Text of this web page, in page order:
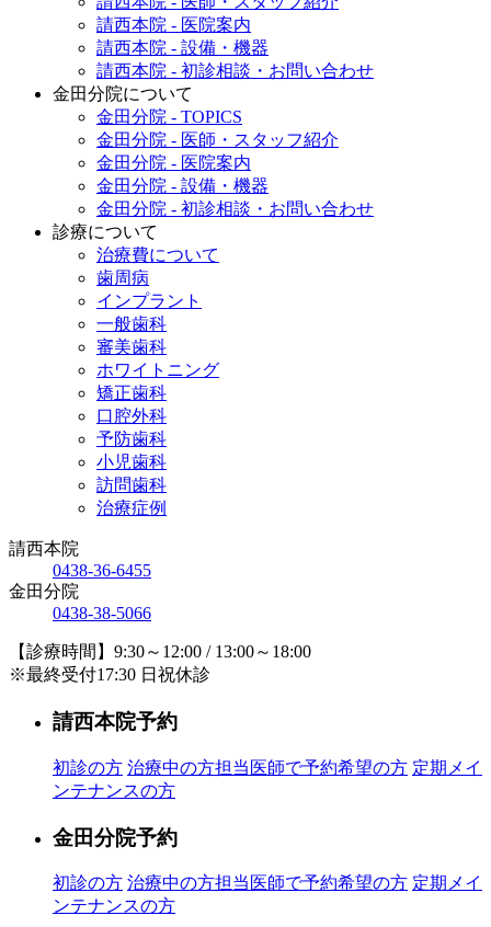
請西本院 - 医院案内
請西本院 - 設備・機器
請西本院 - 初診相談・お問い合わせ
金田分院について
金田分院 - TOPICS
金田分院 - 医師・スタッフ紹介
金田分院 - 医院案内
金田分院 - 設備・機器
金田分院 - 初診相談・お問い合わせ
診療について
治療費について
歯周病
インプラント
一般歯科
審美歯科
ホワイトニング
矯正歯科
口腔外科
予防歯科
小児歯科
訪問歯科
治療症例
請西本院
0438-36-6455
金田分院
0438-38-5066
【診療時間】9:30～12:00 / 13:00～18:00
※最終受付17:30 日祝休診
請西本院予約
初診の方 治療中の方担当医師で予約希望の方 定期メイ
ンテナンスの方
金田分院予約
初診の方 治療中の方担当医師で予約希望の方 定期メイ
ンテナンスの方